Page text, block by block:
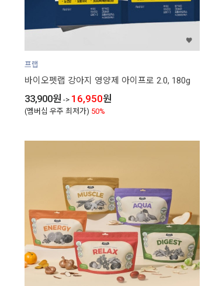
프랩
바이오펫랩 강아지 영양제 아이프로 2.0, 180g
33,900원 -> 16,950원
(멤버십 우주 최저가) 50%